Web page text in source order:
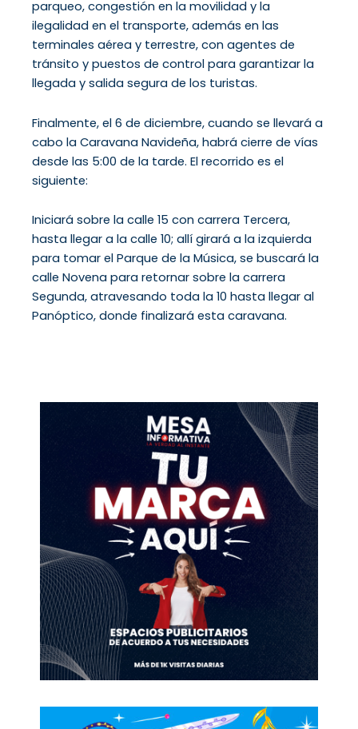
parqueo, congestión en la movilidad y la
ilegalidad en el transporte, además en las
terminales aérea y terrestre, con agentes de
tránsito y puestos de control para garantizar la
llegada y salida segura de los turistas.
Finalmente, el 6 de diciembre, cuando se llevará a
cabo la Caravana Navideña, habrá cierre de vías
desde las 5:00 de la tarde. El recorrido es el
siguiente:
Iniciará sobre la calle 15 con carrera Tercera,
hasta llegar a la calle 10; allí girará a la izquierda
para tomar el Parque de la Música, se buscará la
calle Novena para retornar sobre la carrera
Segunda, atravesando toda la 10 hasta llegar al
Panóptico, donde finalizará esta caravana.